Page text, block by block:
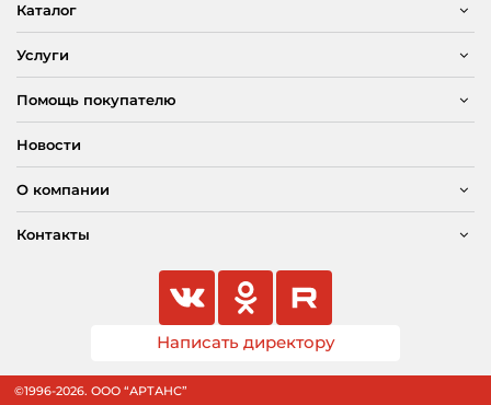
Каталог
Услуги
Помощь покупателю
Новости
О компании
Контакты
Написать директору
©1996-2026. ООО “АРТАНС”